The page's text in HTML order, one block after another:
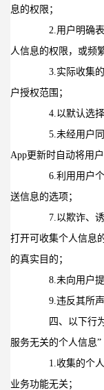
息的权限；
2.用户明确
人信息的权限，或频
3.实际收集
户授权范围；
4.以默认选
5.未经用户
App更新时自动将用
6.利用用户
送信息的选项；
7.以欺诈、
打开可收集个人信息
的真实目的；
8.未向用户
9.违反其所
四、以下行
服务无关的个人信息”
1.收集的个
业务功能无关；